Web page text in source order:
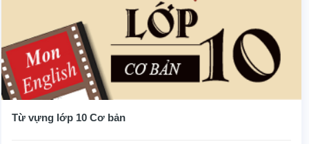
Từ vựng lớp 10 Cơ bản